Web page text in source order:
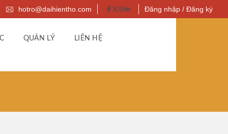
hotro@daihientho.com Đăng nhập / Đăng ký
QUẢN LÝ LIÊN HỆ